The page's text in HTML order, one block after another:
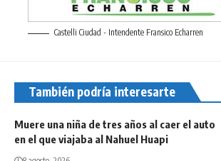
Castelli Ciudad - Intendente Fransico Echarren
También podría interesarte
Muere una niña de tres años al caer el auto
en el que viajaba al Nahuel Huapi